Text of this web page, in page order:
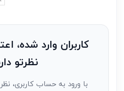
نظر
کاربران وارد شده،
نظرتو
با ورود به حساب کاربری،